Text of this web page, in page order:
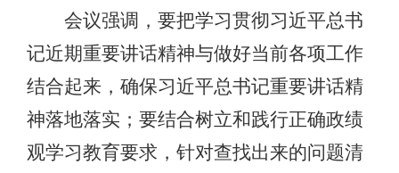
会议强调，要把学习贯彻习近平总书
记近期重要讲话精神与做好当前各项工作
结合起来，确保习近平总书记重要讲话精
神落地落实；要结合树立和践行正确政绩
观学习教育要求，针对查找出来的问题清